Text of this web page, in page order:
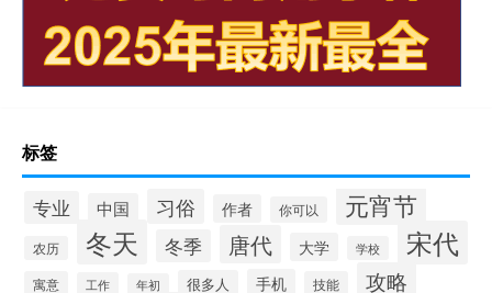
标签
专业 中国 习俗 作者 你可以 元宵节
农历 冬天 冬季 唐代 大学 学校 宋代
寓意 工作 年初 很多人 手机 技能 攻略